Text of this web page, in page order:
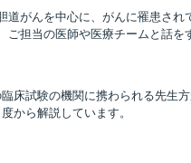
がんを中心に、がんに罹患さ
ご担当の医師や医療チームと話を
試験の機関に携わられる先生
から解説しています。